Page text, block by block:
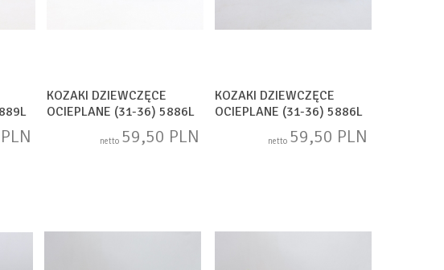
KOZAKI DZIEWCZĘCE
OCIEPLANE (31-36) 5886L
netto 59,50 PLN
KOZAKI DZIEWCZĘCE
OCIEPLANE (31-36) 5886L
netto 59,50 PLN